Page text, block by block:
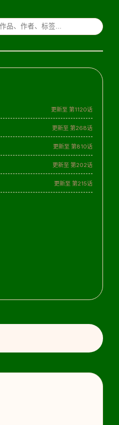
更新至 第1120话
更新至 第268话
更新至 第810话
更新至 第202话
更新至 第215话